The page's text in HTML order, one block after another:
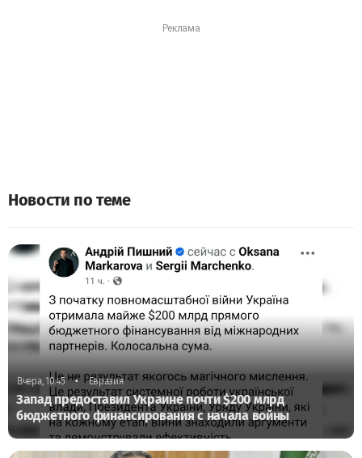
Новости по теме
Вчера, 10:45 • Евразия
Запад предоставил Украине почти $200 млрд
бюджетного финансирования с начала войны